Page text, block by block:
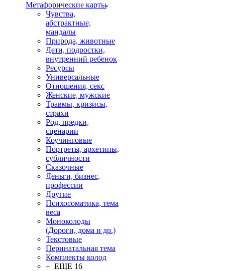
Mетафорические карты
Чувства,
абстрактные,
мандалы
Природа, животные
Дети, подростки,
внутренний ребенок
Ресурсы
Универсальные
Отношения, секс
Женские, мужские
Травмы, кризисы,
страхи
Род, предки,
сценарии
Коучинговые
Портреты, архетипы,
субличности
Сказочные
Деньги, бизнес,
профессии
Другие
Психосоматика, тема
веса
Моноколоды
(Дороги, дома и др.)
Текстовые
Перинатальная тема
Комплекты колод
+ ЕЩЕ 16